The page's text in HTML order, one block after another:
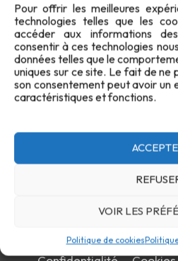
Pour offrir les meilleures
technologies telles que les
accéder aux informations
consentir à ces technologies
données telles que le
uniques sur ce site. Le fait de ne
son consentement peut avoir
caractéristiques et fonctions.
VOIR LES
Politique de cookies